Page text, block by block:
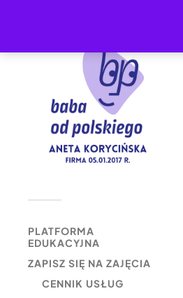
PLATFORMA
EDUKACYJNA
ZAPISZ SIĘ NA ZAJĘCIA
CENNIK USŁUG